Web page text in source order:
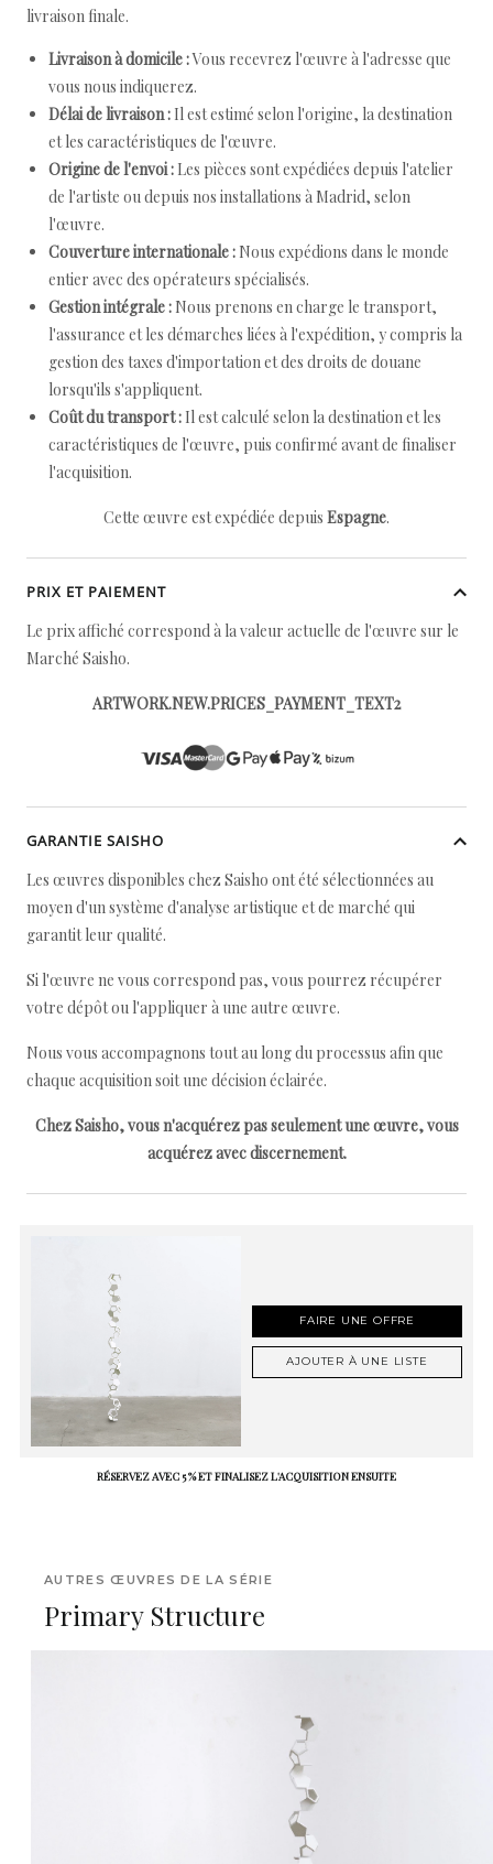
livraison finale.
Livraison à domicile :Vous recevrez l'œuvre à l'adresse que
vous nous indiquerez.
Délai de livraison : Il est estimé selon l'origine, la destination
et les caractéristiques de l'œuvre.
Origine de l'envoi : Les pièces sont expédiées depuis l'atelier
de l'artiste ou depuis nos installations à Madrid, selon
l'œuvre.
Couverture internationale : Nous expédions dans le monde
entier avec des opérateurs spécialisés.
Gestion intégrale : Nous prenons en charge le transport,
l'assurance et les démarches liées à l'expédition, y compris la
gestion des taxes d'importation et des droits de douane
lorsqu'ils s'appliquent.
Coût du transport : Il est calculé selon la destination et les
caractéristiques de l'œuvre, puis confirmé avant de finaliser
l'acquisition.
Cette œuvre est expédiée depuis Espagne.
PRIX ET PAIEMENT
Le prix affiché correspond à la valeur actuelle de l'œuvre sur le
Marché Saisho.
ARTWORK.NEW.PRICES_PAYMENT_TEXT2
GARANTIE SAISHO
Les œuvres disponibles chez Saisho ont été sélectionnées au
moyen d'un système d'analyse artistique et de marché qui
garantit leur qualité.
Si l'œuvre ne vous correspond pas, vous pourrez récupérer
votre dépôt ou l'appliquer à une autre œuvre.
Nous vous accompagnons tout au long du processus afin que
chaque acquisition soit une décision éclairée.
Chez Saisho, vous n'acquérez pas seulement une œuvre, vous
acquérez avec discernement.
FAIRE UNE OFFRE
AJOUTER À UNE LISTE
RÉSERVEZ AVEC 5 % ET FINALISEZ L'ACQUISITION ENSUITE
AUTRES ŒUVRES DE LA SÉRIE
Primary Structure